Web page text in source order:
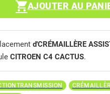
AJOUTER AU
d'CRÉMAILLÈRE
CITROEN C4 CACTUS.